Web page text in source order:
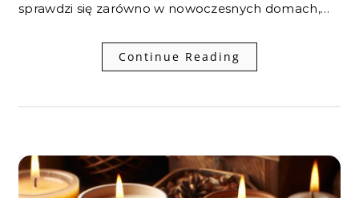
sprawdzi się zarówno w nowoczesnych domach,…
Continue Reading